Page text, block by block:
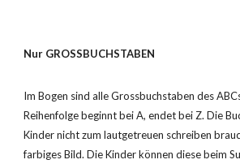
Nur GROSSBUCHSTABEN
Im Bogen sind alle Grossbuchstaben des
Reihenfolge beginnt bei A, endet bei Z. Die
Kinder nicht zum lautgetreuen schreiben
farbiges Bild. Die Kinder können diese beim